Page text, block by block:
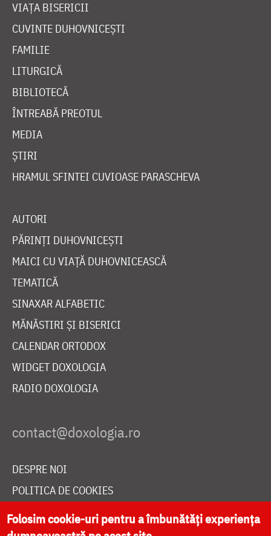
VIAȚA BISERICII
CUVINTE DUHOVNICEȘTI
FAMILIE
LITURGICĂ
BIBLIOTECĂ
ÎNTREABĂ PREOTUL
MEDIA
ȘTIRI
HRAMUL SFINTEI CUVIOASE PARASCHEVA
AUTORI
PĂRINȚI DUHOVNICEȘTI
MAICI CU VIAȚĂ DUHOVNICEASCĂ
TEMATICĂ
SINAXAR ALFABETIC
MĂNĂSTIRI ȘI BISERICI
CALENDAR ORTODOX
WIDGET DOXOLOGIA
RADIO DOXOLOGIA
DESPRE NOI
POLITICA DE COOKIES
DONEAZĂ ONLINE PENTRU CATEDRALA NAȚIONALĂ
Folosim cookie-uri pentru a îmbunătăți experiența